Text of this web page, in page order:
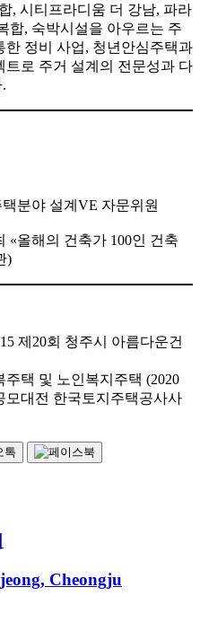
, 시티프라디움 더 강남, 파라
합, 숙박시설을 아우르는 주
정비 사업, 청년안심주택과
로 주거 설계의 전문성과 다
분야 설계VE 자문위원
«올해의 건축가 100인 건축
)
제20회 청주시 아름다운건
택 및 노인복지주택 (2020
모대전 한국토지주택공사사
Cheongju